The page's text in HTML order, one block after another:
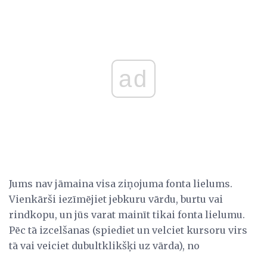
ad
Jums nav jāmaina visa ziņojuma fonta lielums.
Vienkārši iezīmējiet jebkuru vārdu, burtu vai
rindkopu, un jūs varat mainīt tikai fonta lielumu.
Pēc tā izcelšanas (spiediet un velciet kursoru virs
tā vai veiciet dubultklikšķi uz vārda), no